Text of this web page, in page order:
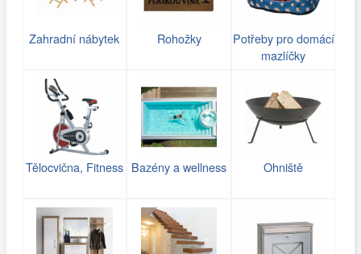
Zahradní nábytek Rohožky
Potřeby pro domácí
mazlíčky
Tělocvična, Fitness Bazény a wellness Ohniště